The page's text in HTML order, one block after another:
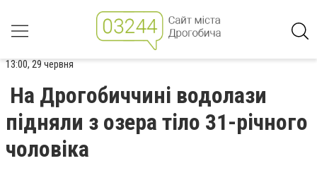
13:00, 29 червня
На Дрогобиччині водолази
підняли з озера тіло 31-річного
чоловіка